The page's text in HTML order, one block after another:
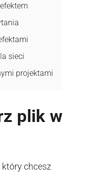
sieci
projektami
plik w
chcesz